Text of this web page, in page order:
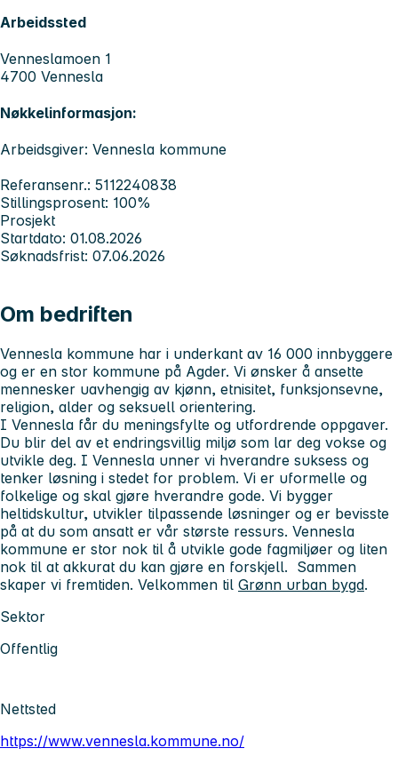
Arbeidssted
Venneslamoen 1
4700 Vennesla
Nøkkelinformasjon:
Arbeidsgiver: Vennesla kommune
Referansenr.: 5112240838
Stillingsprosent: 100%
Prosjekt
Startdato: 01.08.2026
Søknadsfrist: 07.06.2026
Om bedriften
Vennesla kommune har i underkant av 16 000 innbyggere
og er en stor kommune på Agder. Vi ønsker å ansette
mennesker uavhengig av kjønn, etnisitet, funksjonsevne,
religion, alder og seksuell orientering.
I Vennesla får du meningsfylte og utfordrende oppgaver.
Du blir del av et endringsvillig miljø som lar deg vokse og
utvikle deg. I Vennesla unner vi hverandre suksess og
tenker løsning i stedet for problem. Vi er uformelle og
folkelige og skal gjøre hverandre gode. Vi bygger
heltidskultur, utvikler tilpassende løsninger og er bevisste
på at du som ansatt er vår største ressurs. Vennesla
kommune er stor nok til å utvikle gode fagmiljøer og liten
nok til at akkurat du kan gjøre en forskjell. Sammen
skaper vi fremtiden. Velkommen til Grønn urban bygd.
Sektor
Offentlig
Nettsted
https://www.vennesla.kommune.no/